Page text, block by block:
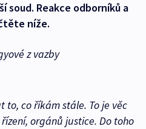
soud. Reakce odborníků a
níže.
z vazby
to, co říkám stále. To je věc
orgánů justice. Do toho